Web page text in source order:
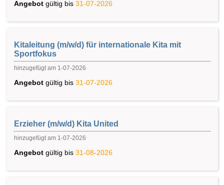
Angebot gültig bis 31-07-2026
Kitaleitung (m/w/d) für internationale Kita mit
Sportfokus
hinzugefügt am 1-07-2026
Angebot gültig bis 31-07-2026
Erzieher (m/w/d) Kita United
hinzugefügt am 1-07-2026
Angebot gültig bis 31-08-2026